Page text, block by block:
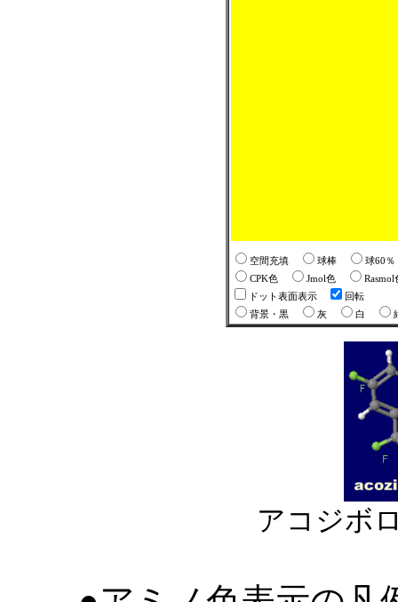
空間充填 球棒
球60
CPK色
Jmol色
Rasmol
ドット表面表示
回転
背景・黒
灰 白
アコジボ